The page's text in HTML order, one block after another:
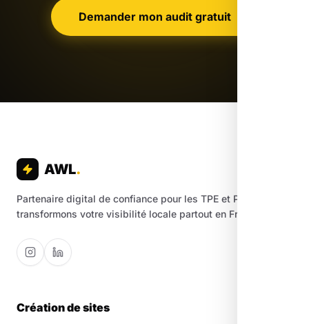
Demander mon audit gratuit
AWL.
Partenaire digital de confiance pour les TPE et PME. Nous
transformons votre visibilité locale partout en France.
Création de sites